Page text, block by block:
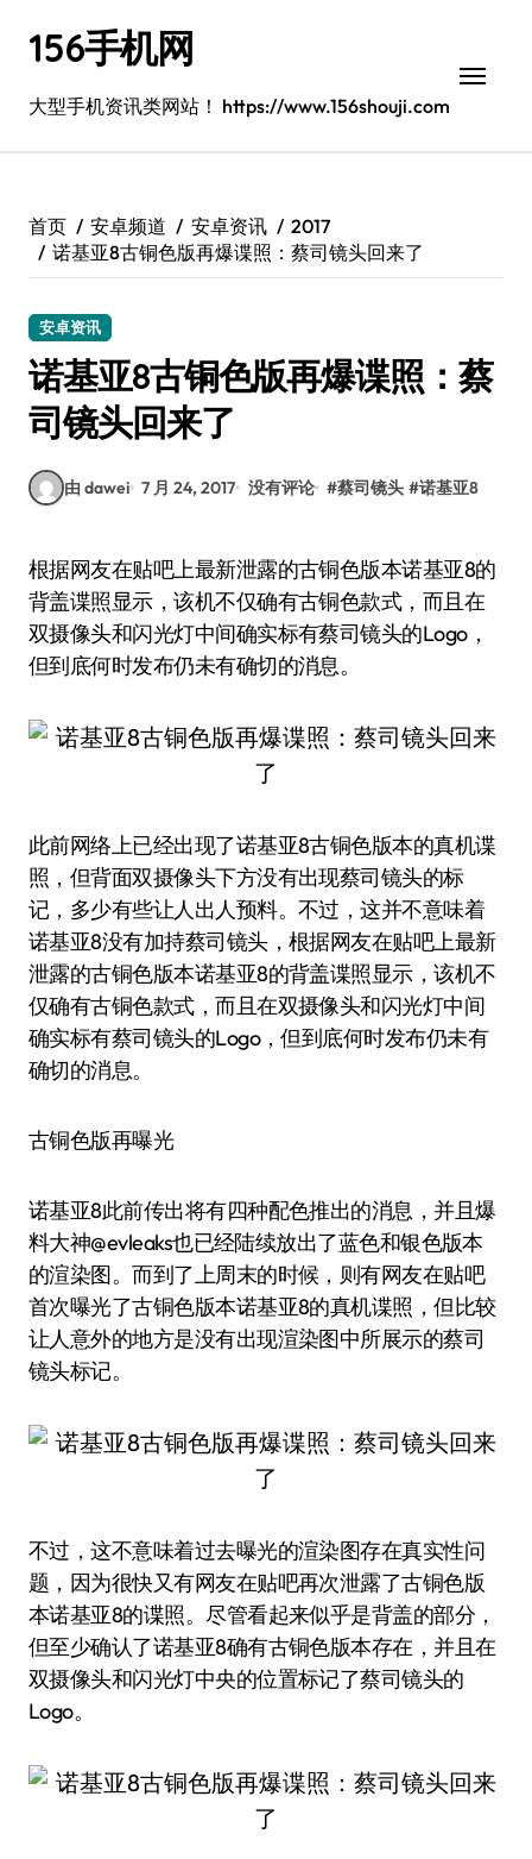
156手机网
大型手机资讯类网站！ https://www.156shouji.com
首页 安卓频道 安卓资讯
2017
诺基亚8古铜色版再爆谍照：蔡司镜头回来了
安卓资讯
诺基亚8古铜色版再爆谍照：蔡
司镜头回来了
由 dawei 7 月 24, 2017 没有评论 #蔡司镜头 #诺基亚8
根据网友在贴吧上最新泄露的古铜色版本诺基亚8的
背盖谍照显示，该机不仅确有古铜色款式，而且在
双摄像头和闪光灯中间确实标有蔡司镜头的Logo，
但到底何时发布仍未有确切的消息。
此前网络上已经出现了诺基亚8古铜色版本的真机谍
照，但背面双摄像头下方没有出现蔡司镜头的标
记，多少有些让人出人预料。不过，这并不意味着
诺基亚8没有加持蔡司镜头，根据网友在贴吧上最新
泄露的古铜色版本诺基亚8的背盖谍照显示，该机不
仅确有古铜色款式，而且在双摄像头和闪光灯中间
确实标有蔡司镜头的Logo，但到底何时发布仍未有
确切的消息。
古铜色版再曝光
诺基亚8此前传出将有四种配色推出的消息，并且爆
料大神@evleaks也已经陆续放出了蓝色和银色版本
的渲染图。而到了上周末的时候，则有网友在贴吧
首次曝光了古铜色版本诺基亚8的真机谍照，但比较
让人意外的地方是没有出现渲染图中所展示的蔡司
镜头标记。
不过，这不意味着过去曝光的渲染图存在真实性问
题，因为很快又有网友在贴吧再次泄露了古铜色版
本诺基亚8的谍照。尽管看起来似乎是背盖的部分，
但至少确认了诺基亚8确有古铜色版本存在，并且在
双摄像头和闪光灯中央的位置标记了蔡司镜头的
Logo。